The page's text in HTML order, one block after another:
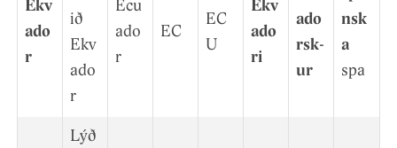
Ekv
ado
r
ið
Ekv
ado
r
Ecu
ado
r
EC
EC
U
Ekv
ado
ri
ado
rsk­
ur
nsk
a
spa
Lýð